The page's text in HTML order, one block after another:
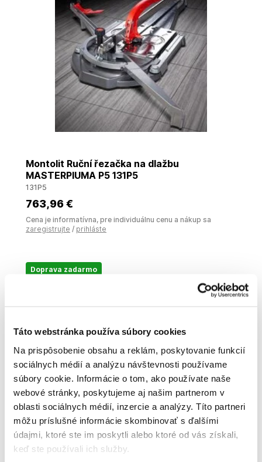
Táto webstránka používa súbory cookies
Na prispôsobenie obsahu a reklám, poskytovanie funkcií
sociálnych médií a analýzu návštevnosti používame
súbory cookie. Informácie o tom, ako používate naše
webové stránky, poskytujeme aj našim partnerom v
oblasti sociálnych médií, inzercie a analýzy. Títo partneri
môžu príslušné informácie skombinovať s ďalšími
údajmi, ktoré ste im poskytli alebo ktoré od vás získali,
keď ste používali ich služby.
Montolit Ruční řezačka na dlažbu
MASTERPIUMA P5 131P5
131P5
763,96 €
Cena je informatívna, pre individuálnu cenu a nákup sa
zaregistrujte / prihláste
Doprava zadarmo
DeWALT Píla rozbrusovacia FLEXVOLT 54V